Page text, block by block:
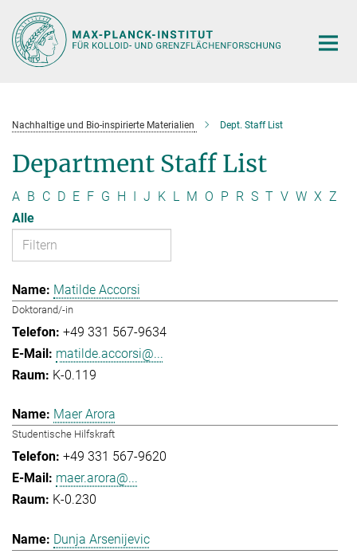
Hauptinhalt
Nachhaltige und Bio-inspirierte Materialien Dept. Staff List
Department Staff List
A B C D E F G H I J K L M O P R S T V W X Z
Alle
Matilde Accorsi
Doktorand/-in
+49 331 567-9634
matilde.accorsi@...
K-0.119
Maer Arora
Studentische Hilfskraft
+49 331 567-9620
maer.arora@...
K-0.230
Dunja Arsenijevic